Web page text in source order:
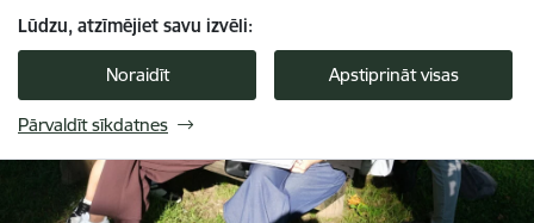
Lūdzu, atzīmējiet savu izvēli:
Noraidīt Apstiprināt visas
Pārvaldīt sīkdatnes